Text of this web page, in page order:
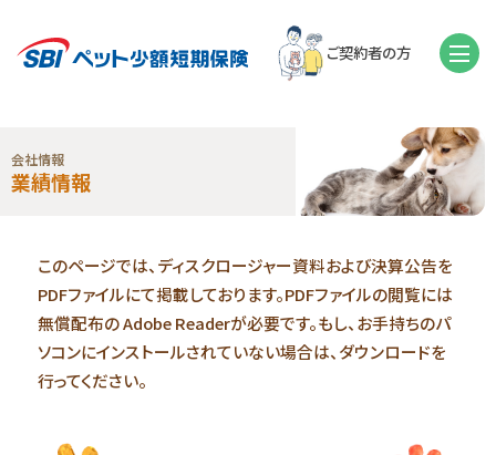
ご契約者の方
会社情報
業績情報
このページでは、ディスクロージャー資料および決算公告を
PDFファイルにて掲載しております。PDFファイルの閲覧には
無償配布の Adobe Readerが必要です。もし、お手持ちのパ
ソコンにインストールされていない場合は、ダウンロードを
行ってください。